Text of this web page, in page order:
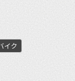
イク